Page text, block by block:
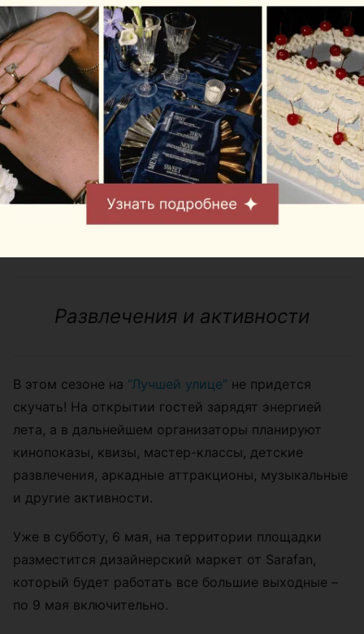
еще и в кальянной зоне.
На пивном споте Miller гостей будут ждать удобные
бочки и стол для бирпонга (позже в летнем сезоне
тут будут проводить активные игры), а сам бар
представит изобилие пенных напитков: целых 15
сортов пива, а также сидр, медовуха и
натуральный квас. Никакой бутылки – только
разливные напитки! В меню – сорта на любой вкус:
“Речицкое”, Staropramen, Affligem Blonde, Edelweiss,
“Жигули”, Krušovice, линейка “Волковской
Развлечения и активности
В этом сезоне на “Лучшей улице” не придется
скучать! На открытии гостей зарядят энергией
лета, а в дальнейшем организаторы планируют
кинопоказы, квизы, мастер-классы, детские
развлечения, аркадные аттракционы, музыкальные
и другие активности.
Уже в субботу, 6 мая, на территории площадки
разместится дизайнерский маркет от Sarafan,
который будет работать все большие выходные –
по 9 мая включительно.